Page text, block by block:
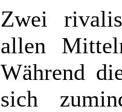
Zwei
allen
Während
sich